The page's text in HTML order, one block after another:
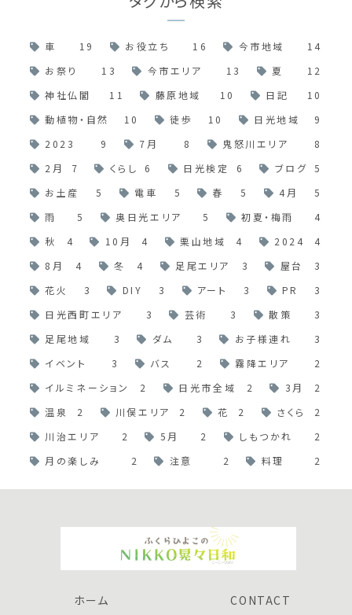
車 19 お役立ち 16 今市地域
14
お祭り
13 今市エリア 13 夏
12
神社仏閣
11 藤原地域 10 日記
10
動植物・自然
10 徒歩 10 日光地域
9
2023
9 7月 8 鬼怒川エリア
8
2月
7 くらし 6 日光検定 6 ブログ
5
お土産
5 電車 5 春 5 4月
5
雨
5 奥日光エリア 5 初夏・梅雨
4
秋
4 10月 4 栗山地域 4 2024
4
8月
4 冬 4 足尾エリア 3 屋台
3
花火
3 DIY 3 アート 3 PR
3
日光西町エリア
3 芸術 3 散策
3
足尾地域
3 ダム 3 お子様連れ
3
イベント
3 バス 2 霧降エリア
2
イルミネーション
2 日光市全域 2 3月
2
温泉
2 川俣エリア 2 花 2 さくら
2
川治エリア
2 5月 2 しもつかれ
2
月の楽しみ
2 注意 2 料理 2
ホーム CONTACT